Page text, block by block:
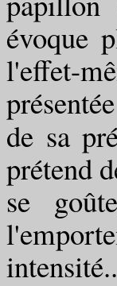
évoque
l'effet-
de sa
prétend
se